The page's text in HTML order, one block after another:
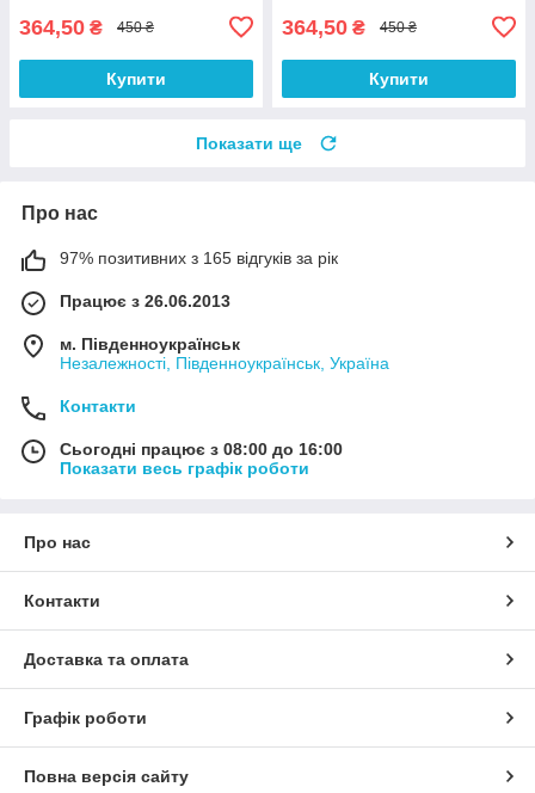
364,50 ₴ 450 ₴
Купити
364,50 ₴ 450 ₴
Купити
Показати ще
Про нас
97% позитивних з 165 відгуків за рік
Працює з 26.06.2013
м. Південноукраїнськ
Незалежності, Південноукраїнськ, Україна
Контакти
Сьогодні працює з 08:00 до 16:00
Показати весь графік роботи
Про нас
Контакти
Доставка та оплата
Графік роботи
Повна версія сайту